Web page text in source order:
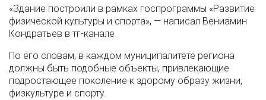
«Здание построили в рамках госпрограммы «Развитие
физической культуры и спорта», — написал Вениамин
Кондратьев в тг-канале.
По его словам, в каждом муниципалитете региона
должны быть подобные объекты, привлекающие
подростающее поколение к здорому образу жизни,
физкультуре и спорту.